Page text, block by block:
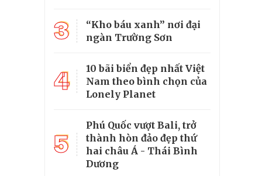
3
“Kho báu xanh” nơi đại
ngàn Trường Sơn
4
10 bãi biển đẹp nhất Việt
Nam theo bình chọn của
Lonely Planet
5
Phú Quốc vượt Bali, trở
thành hòn đảo đẹp thứ
hai châu Á - Thái Bình
Dương